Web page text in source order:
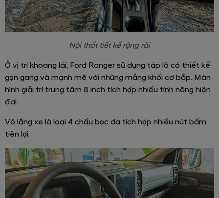
Nội thất tiết kế rộng rãi
Ở vị trí khoang lái, Ford Ranger sử dụng táp lô có thiết kế
gọn gang và mạnh mẽ với những mảng khối cơ bắp. Màn
hình giải trí trung tâm 8 inch tích hợp nhiều tính năng hiện
đại.
Vô lăng xe là loại 4 chấu bọc da tích hợp nhiều nút bấm
tiện lợi.